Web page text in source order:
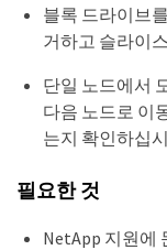
블록 드라이브
거하고 슬라이
단일 노드에서
다음 노드로 이
는지 확인하십
필요한 것
NetApp 지원에